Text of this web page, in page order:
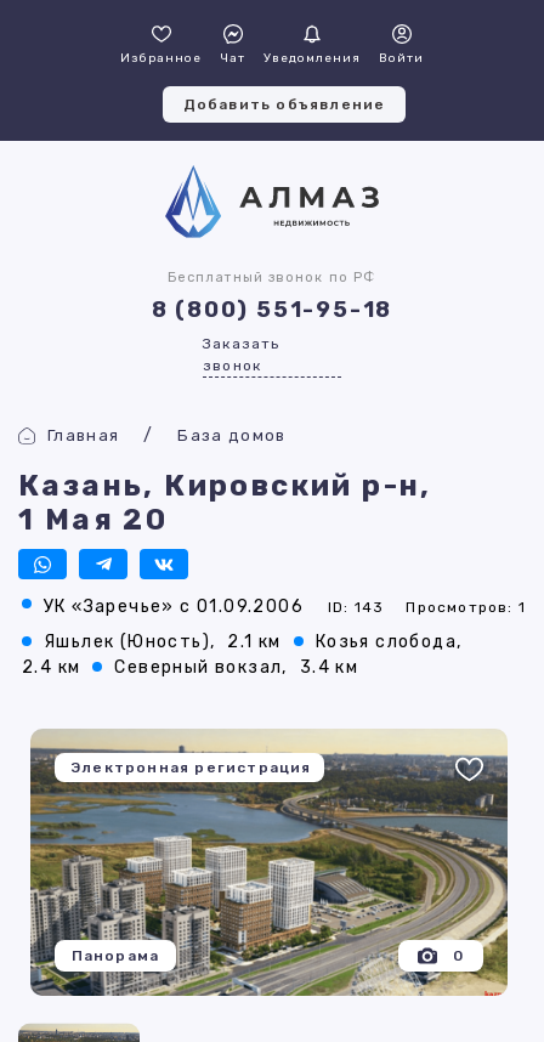
Избранное Чат Уведомления Войти
Добавить объявление
Бесплатный звонок по РФ
8 (800) 551-95-18
Заказать
звонок
Главная База домов
Казань, Кировский р-н,
1 Мая 20
УК «Заречье» с 01.09.2006 ID: 143 Просмотров: 1
Яшьлек (Юность), 2.1 км
Козья слобода,
2.4 км
Северный вокзал, 3.4 км
Электронная регистрация
0
Панорама